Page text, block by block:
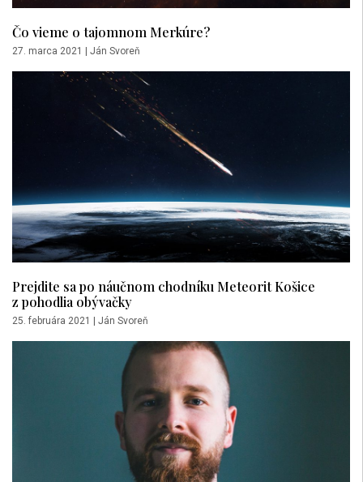
Čo vieme o tajomnom Merkúre?
27. marca 2021 Ján Svoreň
Prejdite sa po náučnom chodníku Meteorit Košice
z pohodlia obývačky
25. februára 2021 Ján Svoreň